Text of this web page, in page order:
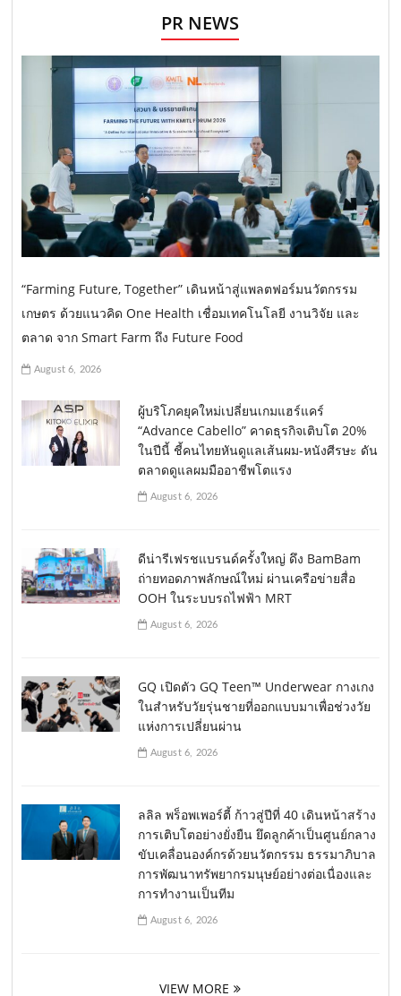
PR NEWS
“Farming Future, Together” เดินหน้าสู่แพลตฟอร์มนวัตกรรม
เกษตร ด้วยแนวคิด One Health เชื่อมเทคโนโลยี งานวิจัย และ
ตลาด จาก Smart Farm ถึง Future Food
August 6, 2026
ผู้บริโภคยุคใหม่เปลี่ยนเกมแฮร์แคร์
“Advance Cabello” คาดธุรกิจเติบโต 20%
ในปีนี้ ชี้คนไทยหันดูแลเส้นผม-หนังศีรษะ ดัน
ตลาดดูแลผมมืออาชีพโตแรง
August 6, 2026
ดีน่ารีเฟรชแบรนด์ครั้งใหญ่ ดึง BamBam
ถ่ายทอดภาพลักษณ์ใหม่ ผ่านเครือข่ายสื่อ
OOH ในระบบรถไฟฟ้า MRT
August 6, 2026
GQ เปิดตัว GQ Teen™ Underwear กางเกง
ในสำหรับวัยรุ่นชายที่ออกแบบมาเพื่อช่วงวัย
แห่งการเปลี่ยนผ่าน
August 6, 2026
ลลิล พร็อพเพอร์ตี้ ก้าวสู่ปีที่ 40 เดินหน้าสร้าง
การเติบโตอย่างยั่งยืน ยึดลูกค้าเป็นศูนย์กลาง
ขับเคลื่อนองค์กรด้วยนวัตกรรม ธรรมาภิบาล
การพัฒนาทรัพยากรมนุษย์อย่างต่อเนื่องและ
การทำงานเป็นทีม
August 6, 2026
VIEW MORE